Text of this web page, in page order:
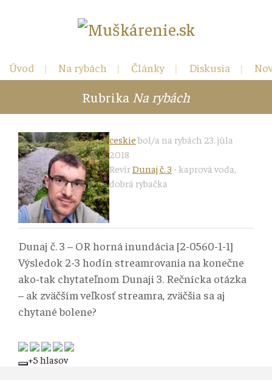
Úvod Na rybách Články Diskusia
Rubrika Na rybách
ceskiebol/a na rybách 23. júla
2018
RevírDunaj č. 3 - kaprová voda,
dobrá rybačka
Dunaj č. 3 – OR horná inundácia [2-0560-1-1]
Výsledok 2-3 hodín streamrovania na konečne
ako-tak chytateľnom Dunaji 3. Rečnícka otázka
– ak zväčším veľkosť streamra, zväčšia sa aj
chytané bolene?
+5 hlasov